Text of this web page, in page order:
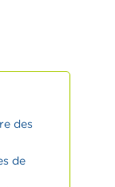
des
de